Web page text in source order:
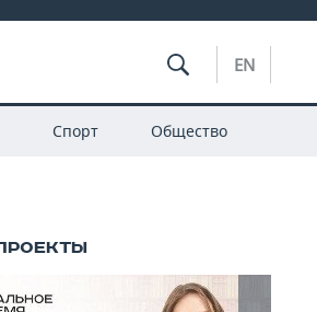
EN
Спорт Общество